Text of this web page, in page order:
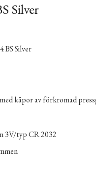
Silver
BS Silver
kåpor av förkromad
3V/typ CR 2032